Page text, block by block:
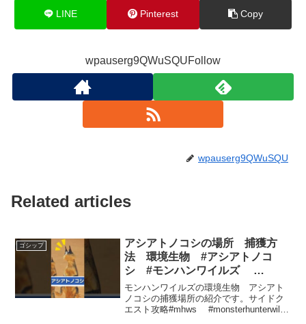
LINE Pinterest Copy
wpauserg9QWuSQUFollow
wpauserg9QWuSQU
Related articles
ゴシップ
アシアトノコシの場所 捕獲方
法 環境生物 #アシアトノコ
シ #モンハンワイルズ
#mhwilds
モンハンワイルズの環境生物 アシアト
ノコシの捕獲場所の紹介です。サイドク
エスト攻略#mhws #monsterhunterwilds